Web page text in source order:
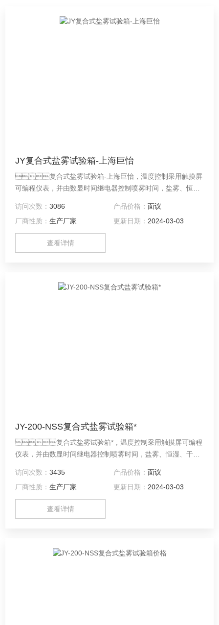
JY复合式盐雾试验箱-上海巨怡
复合式盐雾试验箱-上海巨怡，温度控制采用触摸屏
可编程仪表，并由数显时间继电器控制喷雾时间，盐雾、恒
访问次数：3086 产品价格： 面议
厂商性质：生产厂家 更新日期： 2024-03-03
查看详情
JY-200-NSS复合式盐雾试验箱*
复合式盐雾试验箱*，温度控制采用触摸屏可编程
仪表，并由数显时间继电器控制喷雾时间，盐雾、恒湿、干燥
访问次数：3435 产品价格： 面议
厂商性质：生产厂家 更新日期： 2024-03-03
查看详情